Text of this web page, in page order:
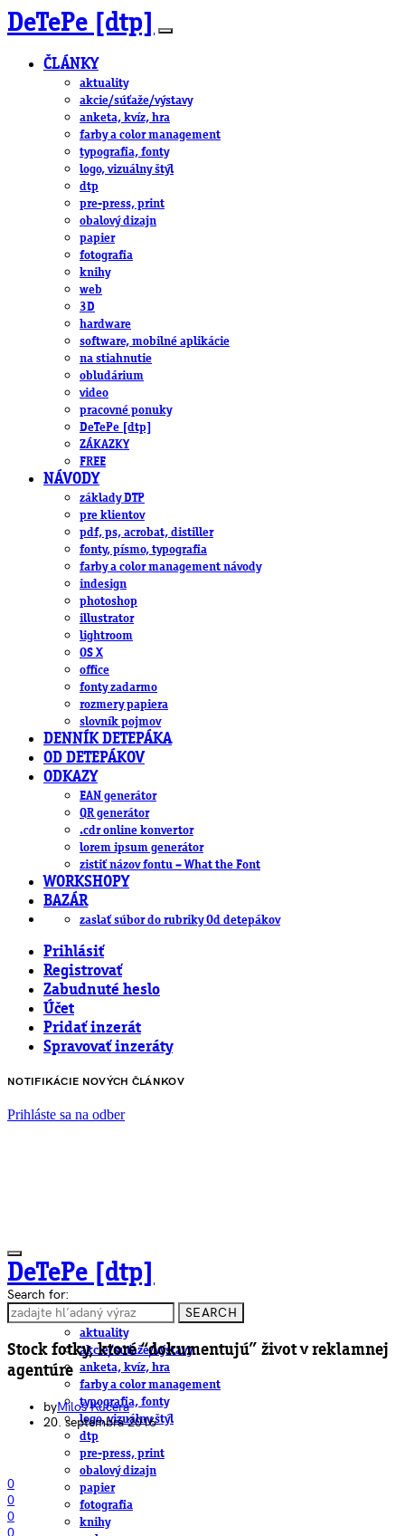
DeTePe [dtp]
ČLÁNKY
aktuality
akcie/súťaže/výstavy
anketa, kvíz, hra
farby a color management
typografia, fonty
logo, vizuálny štýl
dtp
pre-press, print
obalový dizajn
papier
fotografia
knihy
web
3D
hardware
software, mobilné aplikácie
na stiahnutie
obludárium
video
pracovné ponuky
DeTePe [dtp]
ZÁKAZKY
FREE
NÁVODY
základy DTP
pre klientov
pdf, ps, acrobat, distiller
fonty, písmo, typografia
farby a color management návody
indesign
photoshop
illustrator
lightroom
OS X
office
fonty zadarmo
rozmery papiera
slovník pojmov
DENNÍK DETEPÁKA
OD DETEPÁKOV
ODKAZY
EAN generátor
QR generátor
.cdr online konvertor
lorem ipsum generátor
zistiť názov fontu – What the Font
WORKSHOPY
BAZÁR
zaslať súbor do rubriky Od detepákov
Prihlásiť
Registrovať
Zabudnuté heslo
Účet
Pridať inzerát
Spravovať inzeráty
NOTIFIKÁCIE NOVÝCH ČLÁNKOV
Prihláste sa na odber
DeTePe [dtp]
ČLÁNKY
aktuality
akcie/súťaže/výstavy
anketa, kvíz, hra
farby a color management
typografia, fonty
logo, vizuálny štýl
dtp
pre-press, print
obalový dizajn
papier
fotografia
knihy
Search for:
SEARCH
Stock fotky, ktoré “dokumentujú” život v reklamnej
agentúre
byMiloš Kučera
20. septembra 2016
0
0
0
0